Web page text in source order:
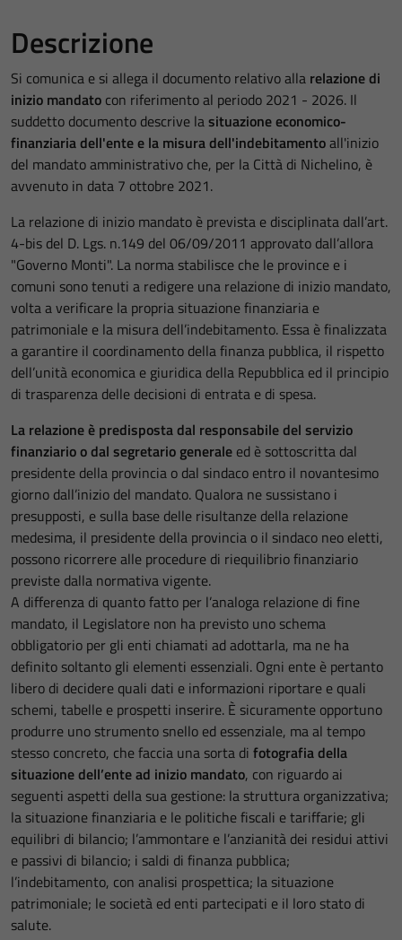
Descrizione
Si comunica e si allega il documento relativo alla relazione di
inizio mandato con riferimento al periodo 2021 - 2026. Il
suddetto documento descrive lasituazione economico-
finanziaria dell'entee la misura dell'indebitamentoall'inizio
del mandato amministrativo che, per la Città di Nichelino, è
avvenuto in data 7 ottobre 2021.
La relazione di inizio mandato è prevista e disciplinata dall’art.
4-bis del D. Lgs. n.149 del 06/09/2011 approvato dall’allora
"Governo Monti". La norma stabilisce che le province e i
comuni sono tenuti a redigere una relazione di inizio mandato,
volta a verificare la propria situazione finanziaria e
patrimoniale e la misura dell’indebitamento. Essa è finalizzata
a garantire il coordinamento della finanza pubblica, il rispetto
dell’unità economica e giuridica della Repubblica ed il principio
di trasparenza delle decisioni di entrata e di spesa.
La relazione è predisposta dal responsabile del servizio
finanziario o dal segretario generale ed è sottoscritta dal
presidente della provincia o dal sindaco entro il novantesimo
giorno dall’inizio del mandato. Qualora ne sussistano i
presupposti, e sulla base delle risultanze della relazione
medesima, il presidente della provincia o il sindaco neo eletti,
possono ricorrere alle procedure di riequilibrio finanziario
previste dalla normativa vigente.
A differenza di quanto fatto per l’analoga relazione di fine
mandato, il Legislatore non ha previsto uno schema
obbligatorio per gli enti chiamati ad adottarla, ma ne ha
definito soltanto gli elementi essenziali. Ogni ente è pertanto
libero di decidere quali dati e informazioni riportare e quali
schemi, tabelle e prospetti inserire. È sicuramente opportuno
produrre uno strumento snello ed essenziale, ma al tempo
stesso concreto, che faccia una sorta di fotografia della
situazione dell’ente ad inizio mandato, con riguardo ai
seguenti aspetti della sua gestione: la struttura organizzativa;
la situazione finanziaria e le politiche fiscali e tariffarie; gli
equilibri di bilancio; l’ammontare e l’anzianità dei residui attivi
e passivi di bilancio; i saldi di finanza pubblica;
l’indebitamento, con analisi prospettica; la situazione
patrimoniale; le società ed enti partecipati e il loro stato di
salute.